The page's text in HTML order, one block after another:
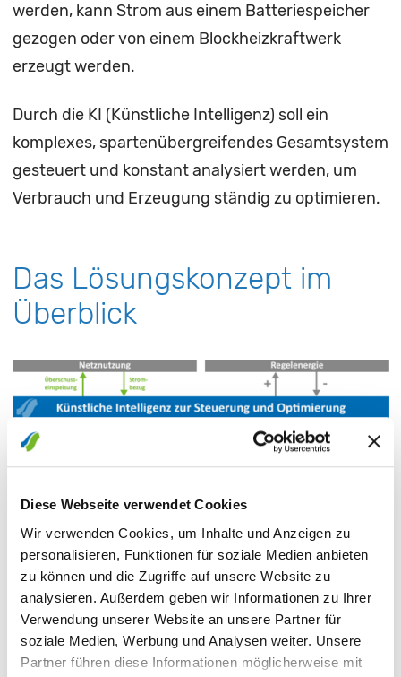
Diese Webseite verwendet Cookies
Wir verwenden Cookies, um Inhalte und Anzeigen zu
personalisieren, Funktionen für soziale Medien anbieten
zu können und die Zugriffe auf unsere Website zu
analysieren. Außerdem geben wir Informationen zu Ihrer
Verwendung unserer Website an unsere Partner für
soziale Medien, Werbung und Analysen weiter. Unsere
Partner führen diese Informationen möglicherweise mit
werden, kann Strom aus einem Batteriespeicher
gezogen oder von einem Blockheizkraftwerk
erzeugt werden.
Durch die KI (Künstliche Intelligenz) soll ein
komplexes, spartenübergreifendes Gesamtsystem
gesteuert und konstant analysiert werden, um
Verbrauch und Erzeugung ständig zu optimieren.
Das Lösungskonzept im
Überblick